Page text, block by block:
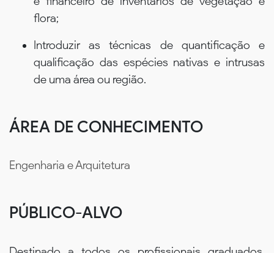
flora;
Introduzir as técnicas de quantificação e
qualificação das espécies nativas e intrusas
de uma área ou região.
ÁREA DE CONHECIMENTO
Engenharia e Arquitetura
PÚBLICO-ALVO